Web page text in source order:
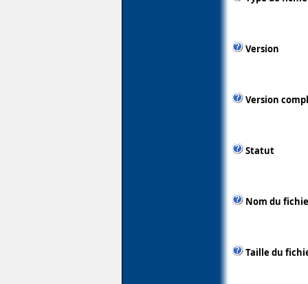
Version
Version
Statut
Nom du
Taille du